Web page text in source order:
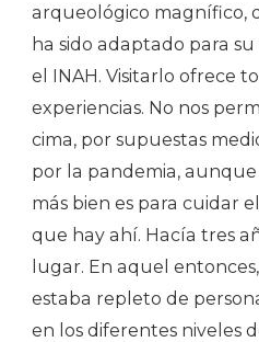
arqueológico magnífico,
ha sido adaptado para
el INAH. Visitarlo ofrece
experiencias. No nos
cima, por supuestas
por la pandemia,
más bien es para cuidar
que hay ahí. Hacía tres
lugar. En aquel
estaba repleto de
en los diferentes niveles